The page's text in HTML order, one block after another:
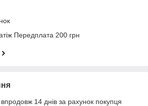
Передплата 200 грн
14 днів за рахунок покупця